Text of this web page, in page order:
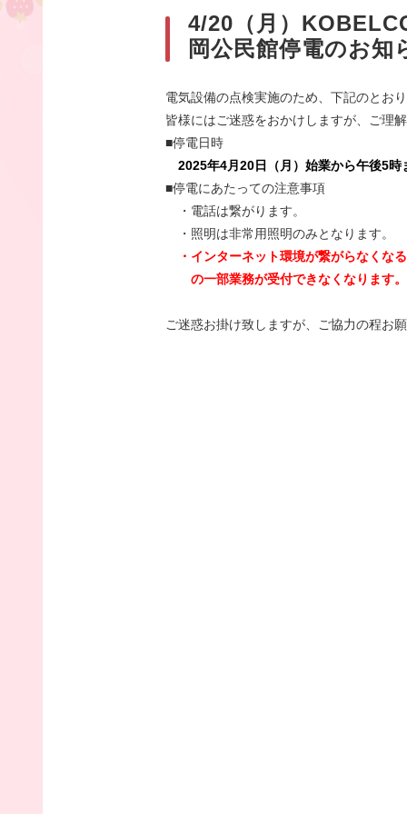
4/20（月）
岡公民館停電のお知
電気設備の点検実施のため、下記のとお
皆様にはご迷惑をおかけしますが、ご理
■停電日時
2025年4月20日（月）始業から午後5時
■停電にあたっての注意事項
・電話は繋がります。
・照明は非常用照明のみとなります。
・インターネット環境が繋がらなくな
の一部業務が受付できなくなります。
ご迷惑お掛け致しますが、ご協力の程お